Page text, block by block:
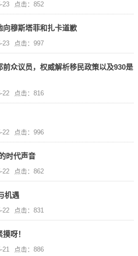
23 点击：852
穆斯塔菲和扎卡道歉
23 点击：997
众议员，权威解析移民政策以及930是
22 点击：816
22 点击：996
时代声音
22 点击：862
机遇
22 点击：831
呀！
21 点击：886